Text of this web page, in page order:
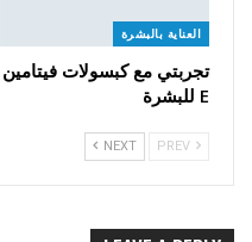
العناية بالبشرة
تجربتي مع كبسولات فيتامين
E للبشرة
NEXT